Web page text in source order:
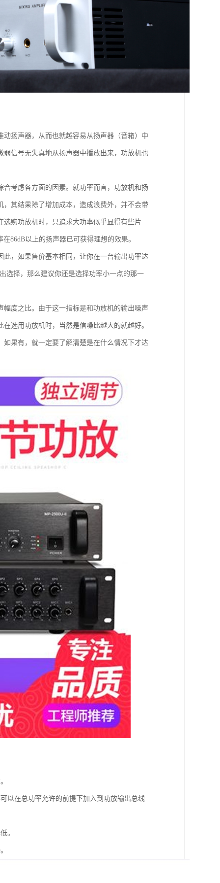
扬声器，从而也就越容易从扬声器（音箱）中
信号无失真地从扬声器中播放出来，功放机也
考虑各方面的因素。就功率而言，功放机和扬
其结果除了增加成本，造成浪费外，并不会带
购功放机时，只追求大功率似乎显得有些片
86dB以上的扬声器已可获得理想的效果。
，如果售价基本相同，让你在一台输出功率达
选择，那么建议你还是选择功率小一点的那一
度之比。由于这一指标是和功放机的输出噪声
选用功放机时，当然是信噪比越大的就越好。
果有，就一定要了解清楚是在什么情况下才达
以在总功率允许的前提下加入到功放输出总线
。